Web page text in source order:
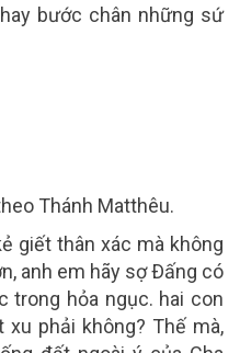
bước chân những sứ
Thánh Matthêu.
giết thân xác mà không
anh em hãy sợ Ðấng có
trong hỏa ngục. hai con
phải không? Thế mà,